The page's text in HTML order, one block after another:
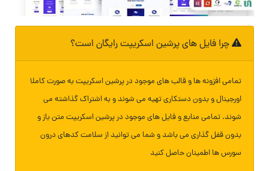
چرا فایل های پرشین اسکریپت رایگان است؟
تمامی افزونه ها و قالب های موجود در پرشین اسکریپت به صورت کاملا
اورجینال و بدون دستکاری تهیه می شوند و به اشتراک گذاشته می
شوند. تمامی منابع و فایل های موجود در پرشین اسکریپت متن باز و
بدون قفل گذاری می باشد و شما می توانید از سلامت کدهای درون
سورس ها اطمینان حاصل کنید